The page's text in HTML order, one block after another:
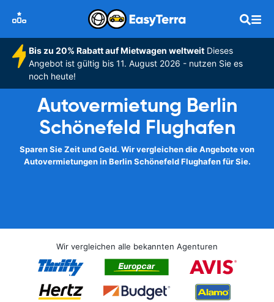
Bis zu 20% Rabatt auf Mietwagen weltweitDieses
Angebot ist gültig bis 11. August 2026 - nutzen Sie es
noch heute!
Autovermietung Berlin
Schönefeld Flughafen
Sparen Sie Zeit und Geld. Wir vergleichen die Angebote von
Autovermietungen in Berlin Schönefeld Flughafen für Sie.
Wir vergleichen alle bekannten Agenturen